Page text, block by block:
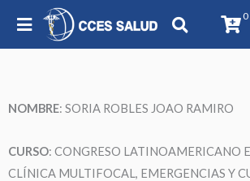
0
NOMBRE: SORIA ROBLES JOAO RAMIRO
CURSO: CONGRESO LATINOAMERICANO
CLÍNICA MULTIFOCAL, EMERGENCIAS Y